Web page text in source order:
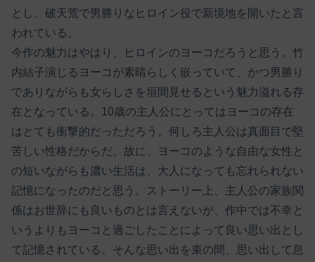
とし、破天荒で男勝りなヒロイン役で新境地を開いたと言
われている。
今作の魅力はやはり、ヒロインのヨーコだろうと思う。竹
内結子演じるヨーコが素晴らしく嵌っていて、かつ男勝り
でありながらも女らしさを垣間見せるという魅力溢れる存
在となっている。10歳の主人公にとってはヨーコの存在
はとても衝撃的だっただろう。何しろ主人公は真面目で堅
苦しい性格だからだ。故に、ヨーコのような自由な女性と
の短いながらも濃い生活は、大人になっても忘れられない
記憶になったのだと思う。ストーリー上、主人公の家族関
係はお世辞にも良いものとは言えないが、作中では不幸と
いうよりもヨーコと過ごしたことによって良い思い出とし
て記憶されている。そんな思い出を束の間、思い出して息